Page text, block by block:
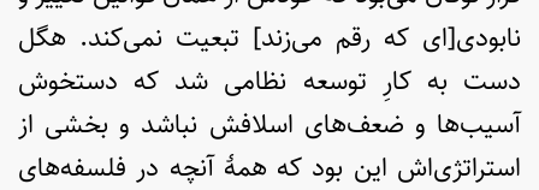
نابودی[ای که رقم می‌زند] تبعیت نمی‌کند. هگل
دست به کارِ توسعه نظامی شد که دستخوش
آسیب‌ها و ضعف‌های اسلافش نباشد و بخشی از
استراتژی‌اش این بود که همۀ آنچه در فلسفه‌های